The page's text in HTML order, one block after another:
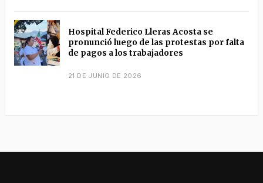
Hospital Federico Lleras Acosta se
pronunció luego de las protestas por falta
de pagos a los trabajadores
21 DE JUNIO DE 2026